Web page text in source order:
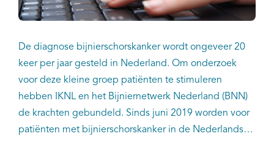
De diagnose bijnierschorskanker wordt ongeveer 20
keer per jaar gesteld in Nederland. Om onderzoek
voor deze kleine groep patiënten te stimuleren
hebben IKNL en het Bijniernetwerk Nederland (BNN)
de krachten gebundeld. Sinds juni 2019 worden voor
patiënten met bijnierschorskanker in de Nederlandse